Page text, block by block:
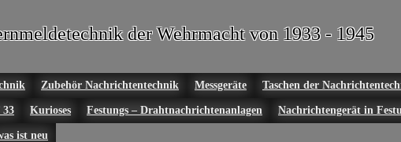
der Wehrmacht von 1933 - 1945
Zubehör Nachrichtentechnik Messgeräte Taschen der
33 Kurioses Festungs – Drahtnachrichtenanlagen Nachrichtengerät in
ist neu